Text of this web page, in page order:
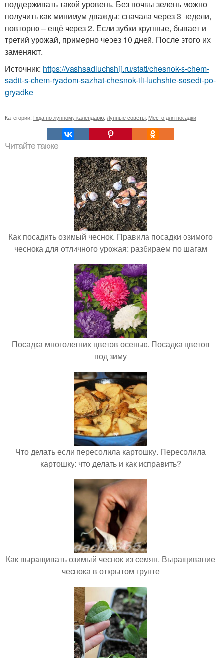
поддерживать такой уровень. Без почвы зелень можно
получить как минимум дважды: сначала через 3 недели,
повторно – ещё через 2. Если зубки крупные, бывает и
третий урожай, примерно через 10 дней. После этого их
заменяют.
Источник: https://vashsadluchshij.ru/stati/chesnok-s-chem-
sadit-s-chem-ryadom-sazhat-chesnok-ili-luchshie-sosedi-po-
gryadke
Категории: Года по лунному календарю Лунные советы Место для посадки
Читайте также
Как посадить озимый чеснок. Правила посадки озимого
чеснока для отличного урожая: разбираем по шагам
Посадка многолетних цветов осенью. Посадка цветов
под зиму
Что делать если пересолила картошку. Пересолила
картошку: что делать и как исправить?
Как выращивать озимый чеснок из семян. Выращивание
чеснока в открытом грунте